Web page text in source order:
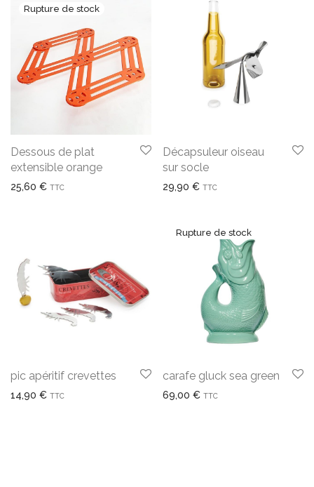
Dessous de plat
extensible orange
25,60 € TTC
Décapsuleur oiseau
sur socle
29,90 € TTC
pic apéritif crevettes
14,90 € TTC
carafe gluck sea green
69,00 € TTC